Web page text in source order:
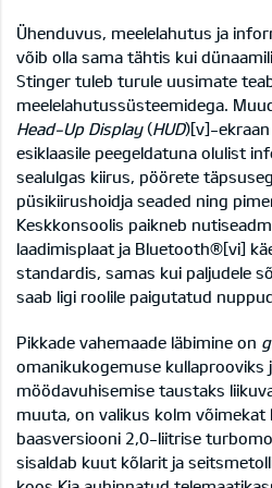
Ühenduvus, meelelahutus ja
võib olla sama tähtis kui
Stinger tuleb turule uusimate
meelelahutussüsteemidega.
Head-Up Display(HUD)[v]-
esiklaasile peegeldatuna olulist
sealulgas kiirus, pöörete
püsikiirushoidja seaded ning
Keskkonsoolis paikneb
laadimisplaat ja Bluetooth®[vi]
standardis, samas kui paljudele
saab ligi roolile paigutatud
Pikkade vahemaade läbimine on
omanikukogemuse kullaprooviks
möödavuhisemise taustaks
muuta, on valikus kolm võimekat
baasversiooni 2,0-liitrise
sisaldab kuut kõlarit ja